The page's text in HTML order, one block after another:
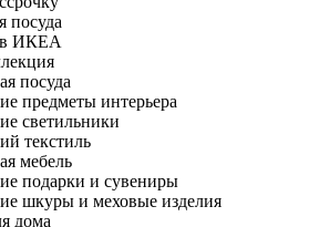
посуда
в ИКЕА
посуда
предметы интерьера
светильники
текстиль
мебель
подарки и сувениры
шкуры и меховые изделия
дома